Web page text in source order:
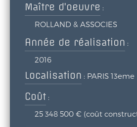
Maître d'oeuvre :
ROLLAND & ASSOCIES
Année de réalisation :
2016
Localisation : PARIS 13eme
Coût :
25 348 500 € (coût